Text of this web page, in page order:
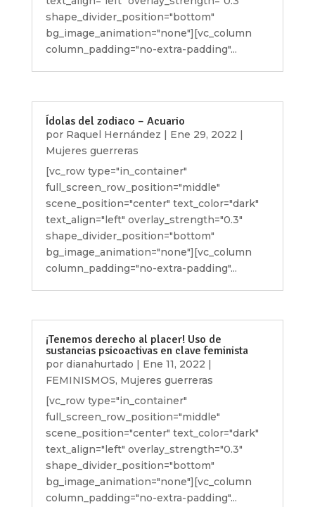
shape_divider_position="bottom"
bg_image_animation="none"][vc_column
column_padding="no-extra-padding"...
Ídolas del zodiaco – Acuario
por Raquel Hernández | Ene 29, 2022 |
Mujeres guerreras
[vc_row type="in_container"
full_screen_row_position="middle"
scene_position="center" text_color="dark"
text_align="left" overlay_strength="0.3"
shape_divider_position="bottom"
bg_image_animation="none"][vc_column
column_padding="no-extra-padding"...
¡Tenemos derecho al placer! Uso de
sustancias psicoactivas en clave feminista
por dianahurtado | Ene 11, 2022 |
FEMINISMOS, Mujeres guerreras
[vc_row type="in_container"
full_screen_row_position="middle"
scene_position="center" text_color="dark"
text_align="left" overlay_strength="0.3"
shape_divider_position="bottom"
bg_image_animation="none"][vc_column
column_padding="no-extra-padding"...